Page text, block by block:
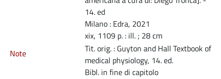
14. ed
Milano : Edra, 2021
xix, 1109 p. : ill. ; 28 cm
Note
Tit. orig. : Guyton and Hall Textbook of
medical physiology, 14. ed.
Bibl. in fine di capitolo